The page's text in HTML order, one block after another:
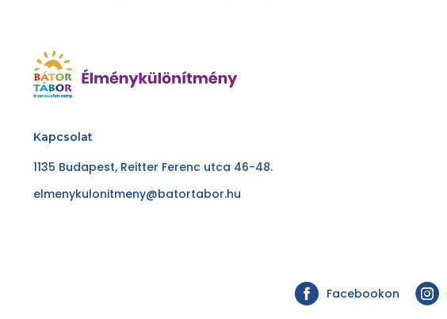
Kapcsolat
1135 Budapest, Reitter Ferenc utca 46-48.
elmenykulonitmeny@batortabor.hu
Facebookon